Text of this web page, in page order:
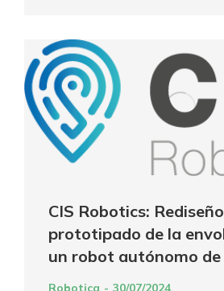
CIS Robotics:
prototipado de la
un robot autónomo de
Robotica 30/07/2024